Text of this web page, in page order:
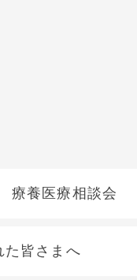
養医療相談会
皆さまへ